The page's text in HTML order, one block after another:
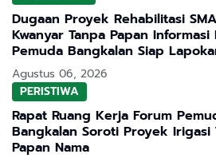
Dugaan Proyek Rehabilitasi
Kwanyar Tanpa Papan Informasi
Pemuda Bangkalan Siap
Agustus 06, 2026
PERISTIWA
Rapat Ruang Kerja Forum
Bangkalan Soroti Proyek Irigasi
Papan Nama